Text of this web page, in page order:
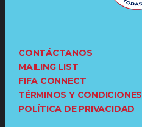
CONTÁCTANOS
MAILING LIST
FIFA CONNECT
TÉRMINOS Y CONDICIONES
POLÍTICA DE PRIVACIDAD